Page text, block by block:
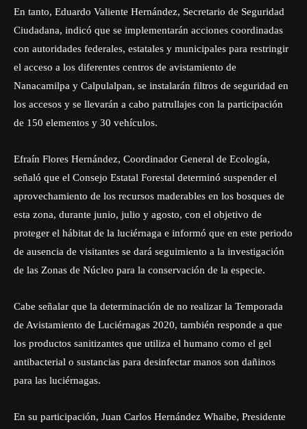
En tanto, Eduardo Valiente Hernández, Secretario de Seguridad
Ciudadana, indicó que se implementarán acciones coordinadas
con autoridades federales, estatales y municipales para restringir
el acceso a los diferentes centros de avistamiento de
Nanacamilpa y Calpulalpan, se instalarán filtros de seguridad en
los accesos y se llevarán a cabo patrullajes con la participación
de 150 elementos y 30 vehículos.
Efraín Flores Hernández, Coordinador General de Ecología,
señaló que el Consejo Estatal Forestal determinó suspender el
aprovechamiento de los recursos maderables en los bosques de
esta zona, durante junio, julio y agosto, con el objetivo de
proteger el hábitat de la luciérnaga e informó que en este periodo
de ausencia de visitantes se dará seguimiento a la investigación
de las Zonas de Núcleo para la conservación de la especie.
Cabe señalar que la determinación de no realizar la Temporada
de Avistamiento de Luciérnagas 2020, también responde a que
los productos sanitizantes que utiliza el humano como el gel
antibacterial o sustancias para desinfectar manos son dañinos
para las luciérnagas.
En su participación, Juan Carlos Hernández Whaibe, Presidente